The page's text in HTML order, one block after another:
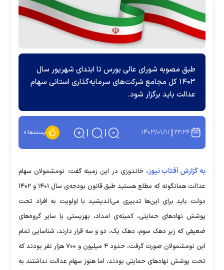
طبق مصوبه شورای عالی بورس تا ابتدای شهریور سال
۱۴۰۳ کل مجامع شرکت‌های سرمایه‌گذاری استانی سهام
عدالت باید برگزار شود.
۲۳:۳۶ ۱۴۰۳/۰۱/۱۱ پسندها:۰
به گزارش آفتاب نیوز، خاندوزی در این زمینه گفت: نومشمولان سهام
عدالت همانگونه که مطلع هستید طبق قانون بودجه‌ی سال ۱۴۰۱ و ۱۴۰۲
دولت باید برای این‌ها تدبیری می‌اندیشید با اولویت به افراد تحت
پوشش نهاد‌های حمایتی، کمیته‌ی امداد، بهزیستی یا سایر گروه‌های
ضعیفی که زیر دهک سوم، دهک یک، دو و سه قرار دارند، شناسایی تمام
این نومشمولان صورت گرفت، حدود ۴ میلیون و ۷۰۰ هزار نفر بودند که
تحت پوشش نهاد‌های حمایتی بودند، اما هنوز سهام عدالت نداشتند به